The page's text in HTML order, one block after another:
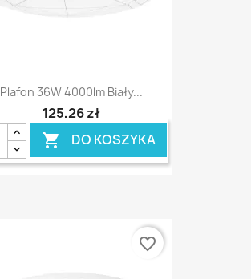
Plafon 36W 4000lm Biały...
125,26 zł
 DO KOSZYKA
favorite_border